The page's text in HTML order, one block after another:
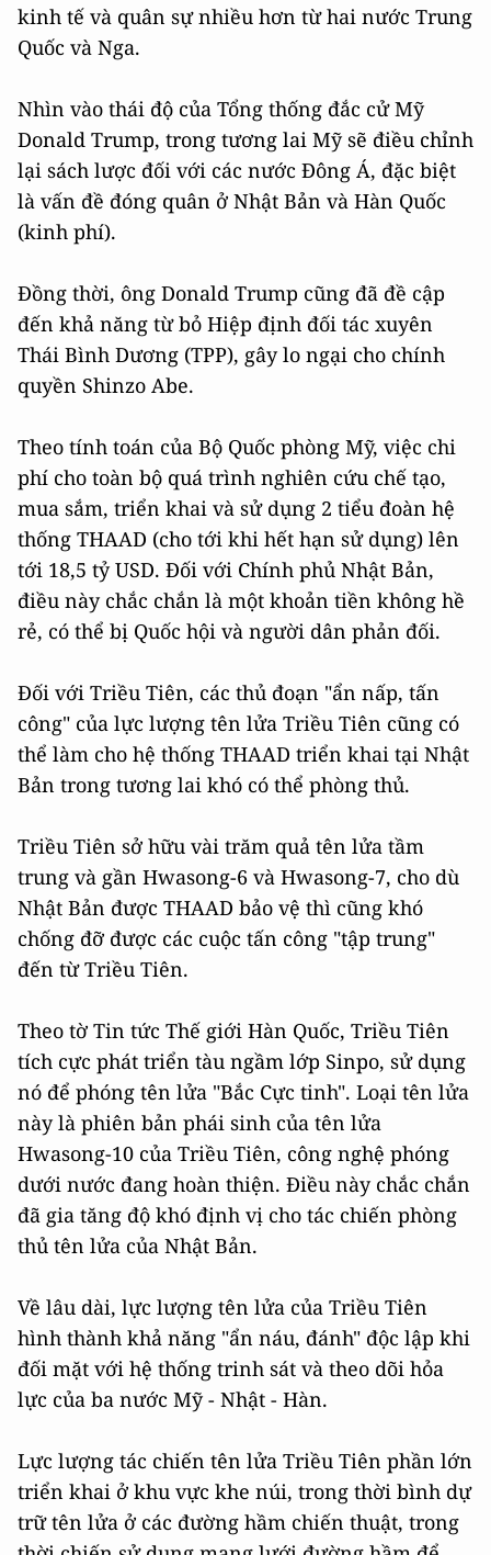
kinh tế và quân sự nhiều hơn từ hai nước Trung
Quốc và Nga.
Nhìn vào thái độ của Tổng thống đắc cử Mỹ
Donald Trump, trong tương lai Mỹ sẽ điều chỉnh
lại sách lược đối với các nước Đông Á, đặc biệt
là vấn đề đóng quân ở Nhật Bản và Hàn Quốc
(kinh phí).
Đồng thời, ông Donald Trump cũng đã đề cập
đến khả năng từ bỏ Hiệp định đối tác xuyên
Thái Bình Dương (TPP), gây lo ngại cho chính
quyền Shinzo Abe.
Theo tính toán của Bộ Quốc phòng Mỹ, việc chi
phí cho toàn bộ quá trình nghiên cứu chế tạo,
mua sắm, triển khai và sử dụng 2 tiểu đoàn hệ
thống THAAD (cho tới khi hết hạn sử dụng) lên
tới 18,5 tỷ USD. Đối với Chính phủ Nhật Bản,
điều này chắc chắn là một khoản tiền không hề
rẻ, có thể bị Quốc hội và người dân phản đối.
Đối với Triều Tiên, các thủ đoạn "ẩn nấp, tấn
công" của lực lượng tên lửa Triều Tiên cũng có
thể làm cho hệ thống THAAD triển khai tại Nhật
Bản trong tương lai khó có thể phòng thủ.
Triều Tiên sở hữu vài trăm quả tên lửa tầm
trung và gần Hwasong-6 và Hwasong-7, cho dù
Nhật Bản được THAAD bảo vệ thì cũng khó
chống đỡ được các cuộc tấn công "tập trung"
đến từ Triều Tiên.
Theo tờ Tin tức Thế giới Hàn Quốc, Triều Tiên
tích cực phát triển tàu ngầm lớp Sinpo, sử dụng
nó để phóng tên lửa "Bắc Cực tinh". Loại tên lửa
này là phiên bản phái sinh của tên lửa
Hwasong-10 của Triều Tiên, công nghệ phóng
dưới nước đang hoàn thiện. Điều này chắc chắn
đã gia tăng độ khó định vị cho tác chiến phòng
thủ tên lửa của Nhật Bản.
Về lâu dài, lực lượng tên lửa của Triều Tiên
hình thành khả năng "ẩn náu, đánh" độc lập khi
đối mặt với hệ thống trinh sát và theo dõi hỏa
lực của ba nước Mỹ - Nhật - Hàn.
Lực lượng tác chiến tên lửa Triều Tiên phần lớn
triển khai ở khu vực khe núi, trong thời bình dự
trữ tên lửa ở các đường hầm chiến thuật, trong